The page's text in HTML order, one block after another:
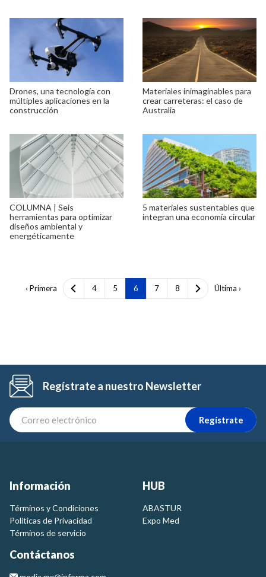
Drones, una tecnología con
múltiples aplicaciones en la
construcción
Materiales inimaginables para
crear carreteras: el caso de
Australia
COLUMNA | Seis
herramientas para optimizar
diseños ambiental y
energéticamente
5 materiales sustentables que
integran una economía circular
‹ Primera 4 5 6 7 8 Última ›
Regístrate a nuestro Newsletter
Regístrate
Información
Términos y Condiciones
Politicas de Privacidad
Términos de servicio
HUB
ABASTUR
Expo Med
Contáctanos